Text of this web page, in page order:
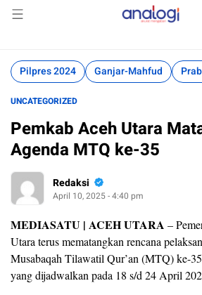
Analogi
Akurat Mengabari
Pilpres 2024 Ganjar-Mahfud
UNCATEGORIZED
Pemkab Aceh Utara
Agenda MTQ ke-35
Redaksi
April 10, 2025 - 4:40 pm
MEDIASATU | ACEH UTARA –
Utara terus mematangkan rencana
Musabaqah Tilawatil Qur’an (MTQ) ke-
yang dijadwalkan pada 18 s/d 24 April